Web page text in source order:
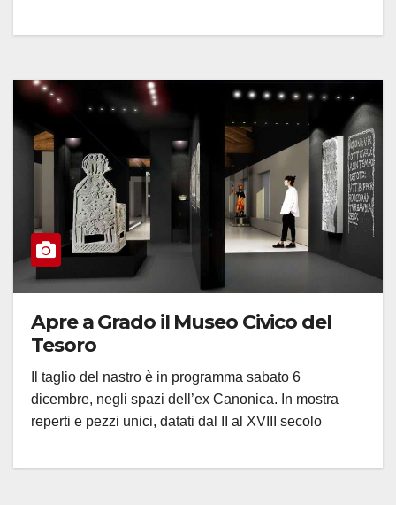
Apre a Grado il Museo Civico del
Tesoro
Il taglio del nastro è in programma sabato 6
dicembre, negli spazi dell’ex Canonica. In mostra
reperti e pezzi unici, datati dal II al XVIII secolo